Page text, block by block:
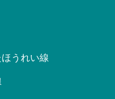
うれい線